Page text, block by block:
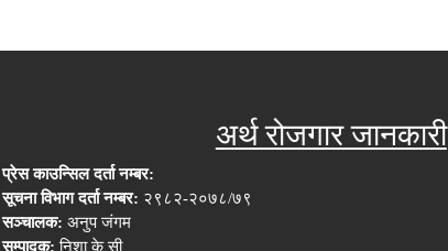
अर्थ रोजगार जानकारी
प्रेस काउन्सिल दर्ता नम्बर:
सूचना विभाग दर्ता नम्बर: २९८२-२०७८/७९
सञ्चालक: अनुप जंगम
सम्पादक:निशा के सी